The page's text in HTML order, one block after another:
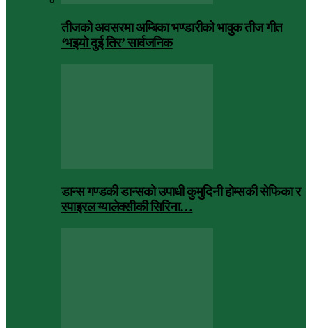
तीजको अवसरमा अम्बिका भण्डारीको भावुक तीज गीत
‘भइयो दुई तिर’ सार्वजनिक
डान्स गण्डकी डान्सको उपाधी कुमुदिनी होम्सकी सेफिका र
स्पाइरल ग्यालेक्सीकी सिरिना…